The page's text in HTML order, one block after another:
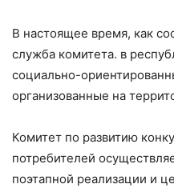
В настоящее время, как
служба комитета. в
социально-
организованные на
Комитет по развитию
потребителей
поэтапной реализации и